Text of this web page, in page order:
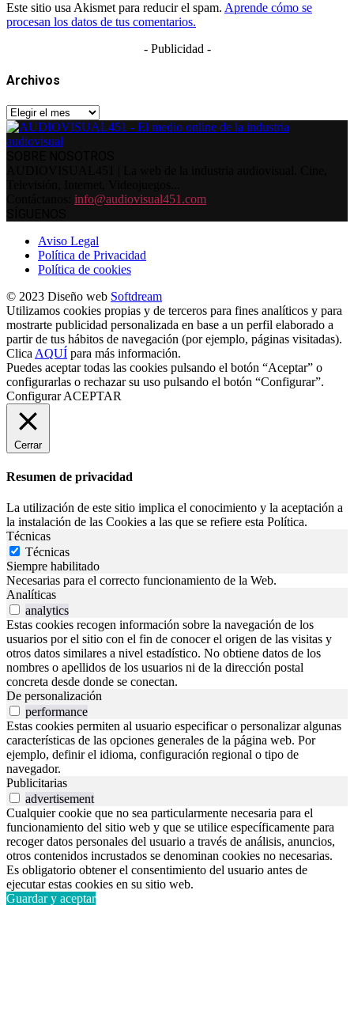
Este sitio usa Akismet para reducir el spam. Aprende cómo se
procesan los datos de tus comentarios.
- Publicidad -
Archivos
Archivos
info@audiovisual451.com
Aviso Legal
Política de Privacidad
Política de cookies
© 2023 Diseño web Softdream
Utilizamos cookies propias y de terceros para fines analíticos y para
mostrarte publicidad personalizada en base a un perfil elaborado a
partir de tus hábitos de navegación (por ejemplo, páginas visitadas).
Clica AQUÍ para más información.
Puedes aceptar todas las cookies pulsando el botón “Aceptar” o
configurarlas o rechazar su uso pulsando el botón “Configurar”.
Configurar ACEPTAR
Cerrar
Resumen de privacidad
La utilización de este sitio implica el conocimiento y la aceptación a
la instalación de las Cookies a las que se refiere esta Política.
Técnicas
Técnicas
Siempre habilitado
Necesarias para el correcto funcionamiento de la Web.
Analíticas
analytics
Estas cookies recogen información sobre la navegación de los
usuarios por el sitio con el fin de conocer el origen de las visitas y
otros datos similares a nivel estadístico. No obtiene datos de los
nombres o apellidos de los usuarios ni de la dirección postal
concreta desde donde se conectan.
De personalización
performance
Estas cookies permiten al usuario especificar o personalizar algunas
características de las opciones generales de la página web. Por
ejemplo, definir el idioma, configuración regional o tipo de
navegador.
Publicitarias
advertisement
Cualquier cookie que no sea particularmente necesaria para el
funcionamiento del sitio web y que se utilice específicamente para
recoger datos personales del usuario a través de análisis, anuncios,
otros contenidos incrustados se denominan cookies no necesarias.
Es obligatorio obtener el consentimiento del usuario antes de
ejecutar estas cookies en su sitio web.
Guardar y aceptar